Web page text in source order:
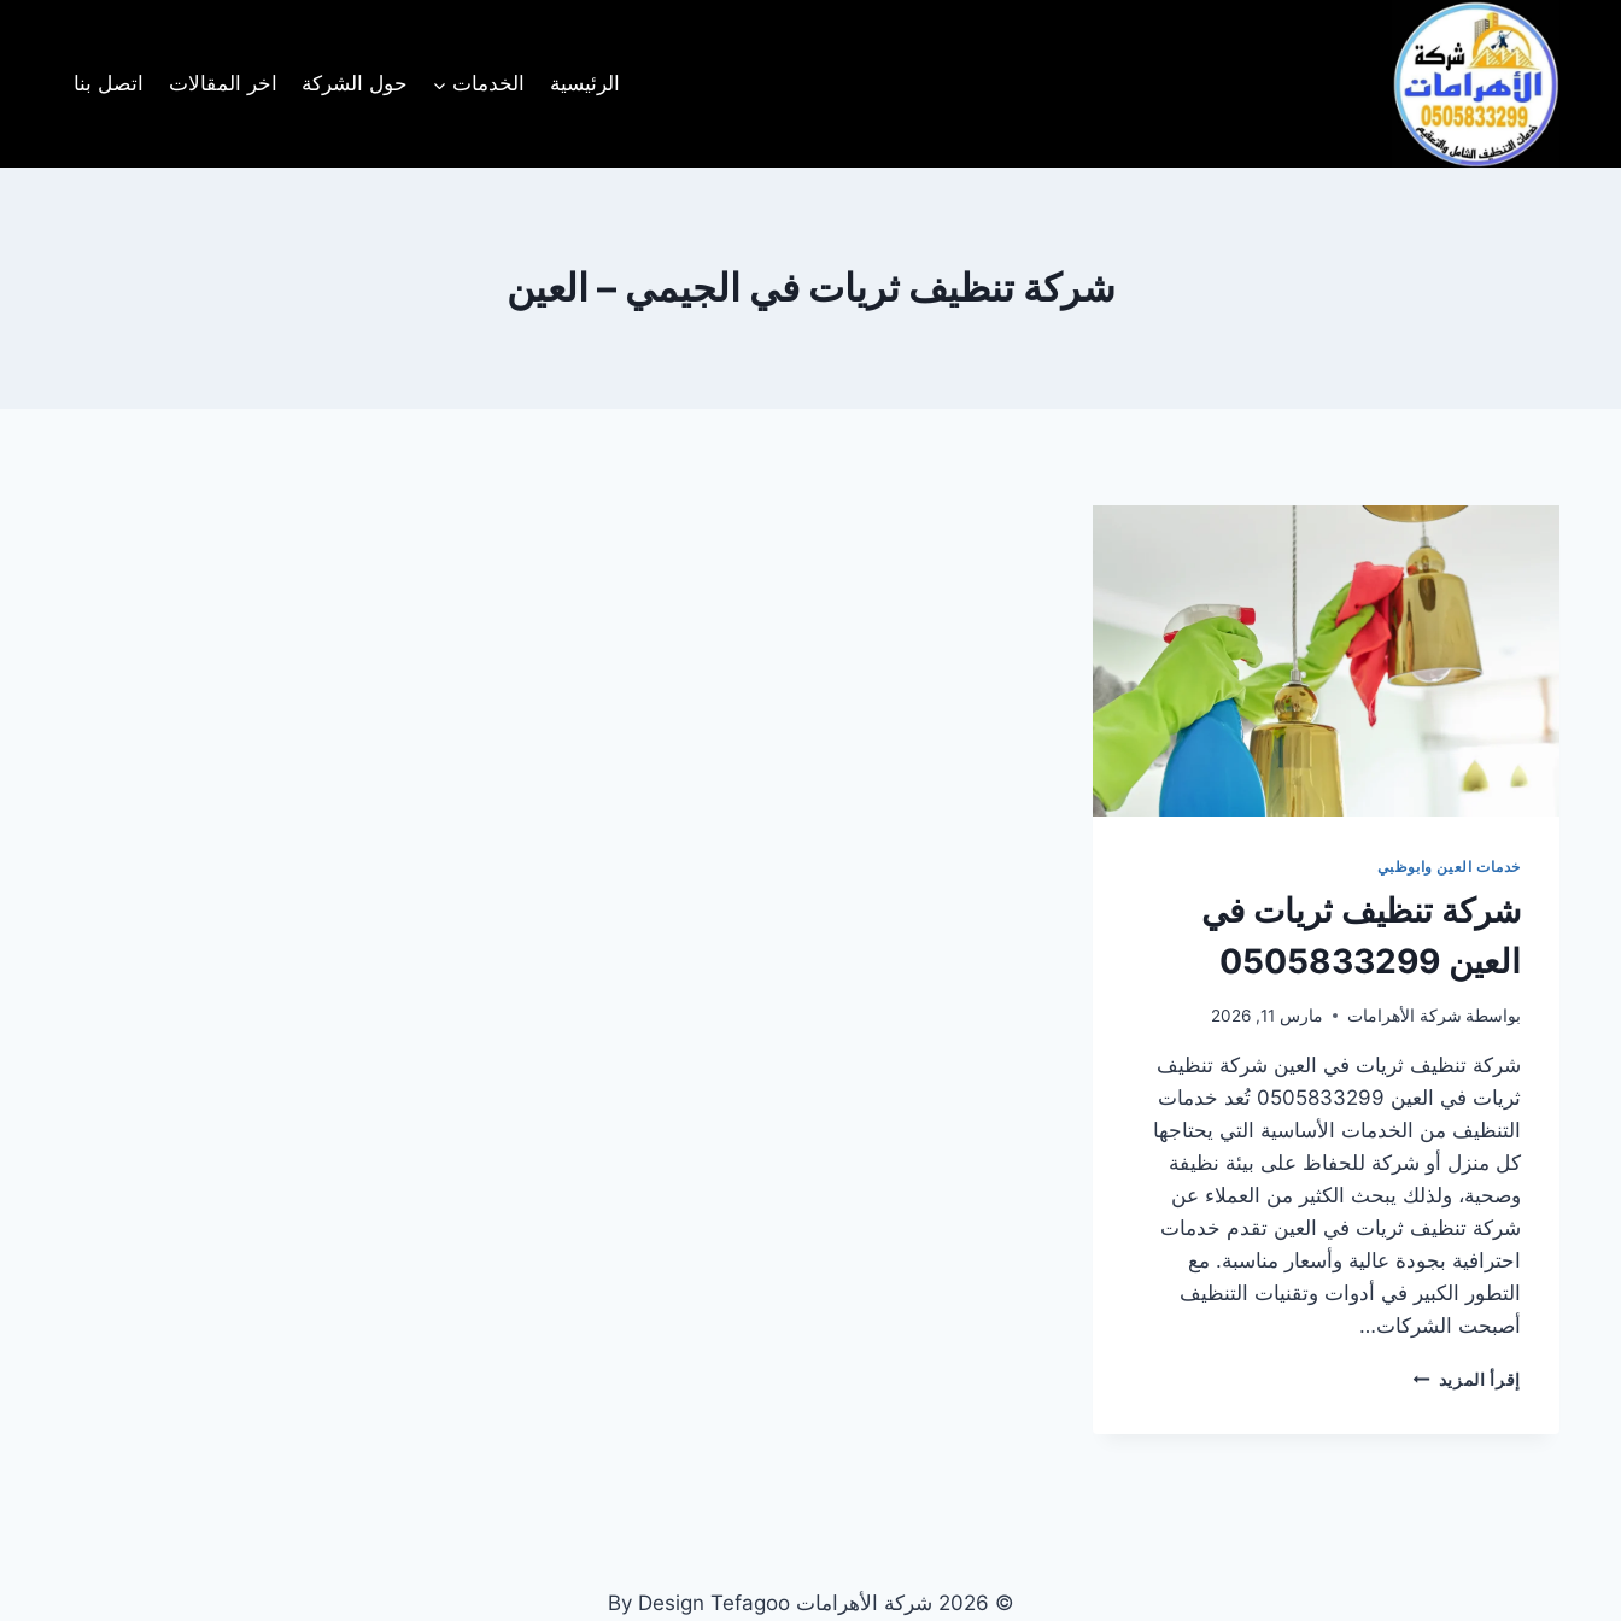
المحتوى
الرئيسية الخدمات حول الشركة اخر المقالات اتصل بنا
شركة تنظيف ثريات في الجيمي – العين
خدمات العين وابوظبي
شركة تنظيف ثريات في
العين 0505833299
بواسطة شركة الأهرامات مارس 11, 2026
شركة تنظيف ثريات في العين شركة تنظيف
ثريات في العين 0505833299 تُعد خدمات
التنظيف من الخدمات الأساسية التي يحتاجها
كل منزل أو شركة للحفاظ على بيئة نظيفة
وصحية، ولذلك يبحث الكثير من العملاء عن
شركة تنظيف ثريات في العين تقدم خدمات
احترافية بجودة عالية وأسعار مناسبة. مع
التطور الكبير في أدوات وتقنيات التنظيف
أصبحت الشركات…
إقرأ المزيد شركة
© 2026 شركة الأهرامات By Design Tefagoo